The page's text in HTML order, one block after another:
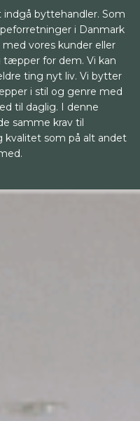
indgå byttehandler. Som
i Danmark
vores kunder eller
for dem. Vi kan
ting nyt liv. Vi bytter
i stil og genre med
til daglig. I denne
samme krav til
som på alt andet